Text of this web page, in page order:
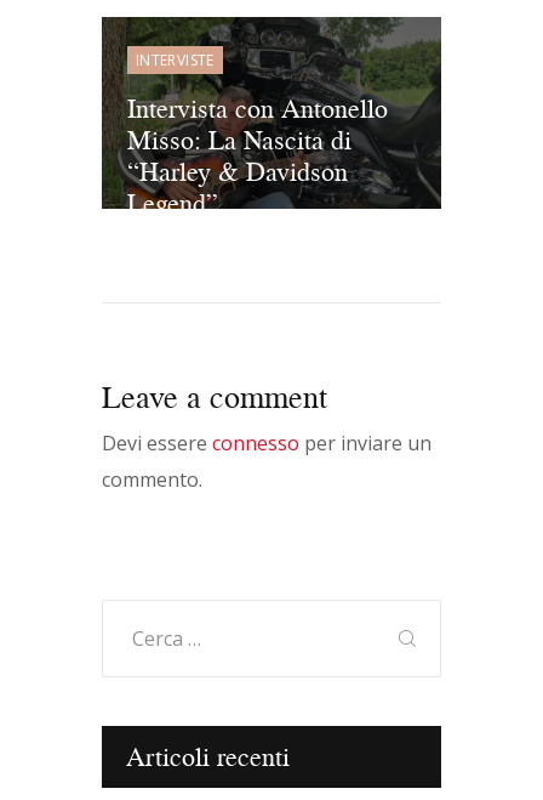
INTERVISTE
Intervista con Antonello
Misso: La Nascita di
“Harley & Davidson
Legend”
Leave a comment
Devi essere connesso per inviare un
commento.
per:
Articoli recenti